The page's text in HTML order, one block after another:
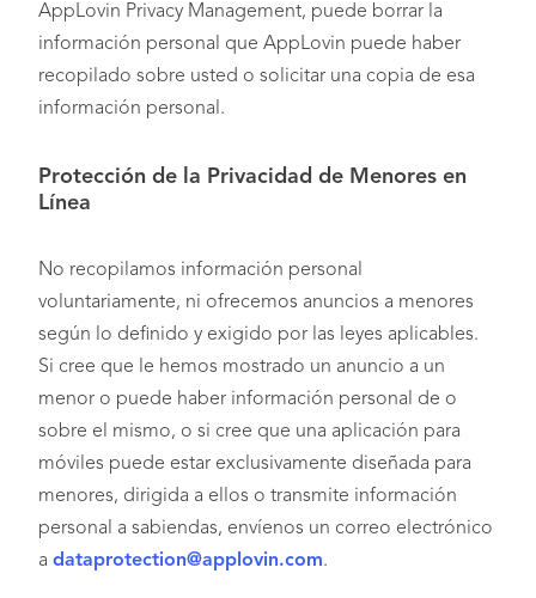
AppLovin Privacy Management, puede borrar la
información personal que AppLovin puede haber
recopilado sobre usted o solicitar una copia de esa
información personal.
Protección de la Privacidad de Menores en
Línea
No recopilamos información personal
voluntariamente, ni ofrecemos anuncios a menores
según lo definido y exigido por las leyes aplicables.
Si cree que le hemos mostrado un anuncio a un
menor o puede haber información personal de o
sobre el mismo, o si cree que una aplicación para
móviles puede estar exclusivamente diseñada para
menores, dirigida a ellos o transmite información
personal a sabiendas, envíenos un correo electrónico
a dataprotection@applovin.com.